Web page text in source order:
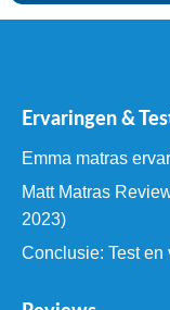
Ervaringen &
Emma matras
Matt Matras
2023)
Conclusie: Test